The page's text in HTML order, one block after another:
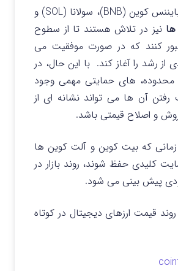
اتریوم (ETH)، بایننس کوین (BNB)، سولانا (SOL) و
نیز در تلاش هستند تا از سطوح
کنند که در صورت موفقیت می
از رشد را آغاز کند. با این حال، در
محدوده‌، های حمایتی مهمی وجود
رفتن آن ها می تواند نشانه ای از
و اصلاح قیمتی باشد.
که بیت کوین و آلت کوین ها
کلیدی حفظ شوند، روند بازار در
پیش بینی می شود.
قیمت ارزهای دیجیتال در کوتاه